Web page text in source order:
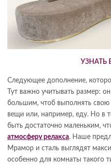
УЗНАТЬ
Cледующее дополнение,
Тут важно учитывать размер:
большим, чтоб выполнять
вещи или, например, еду. Но в
быть достаточно маленьким,
атмосферу релакса. Наше
Мрамор и сталь выглядят
особенно для комнаты такого